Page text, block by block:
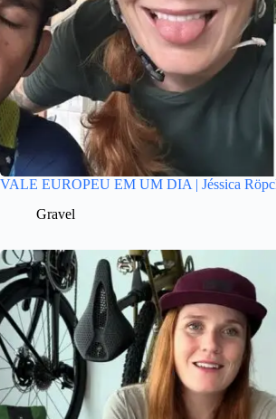
VALE EUROPEU EM UM DIA | Jéssica
Gravel